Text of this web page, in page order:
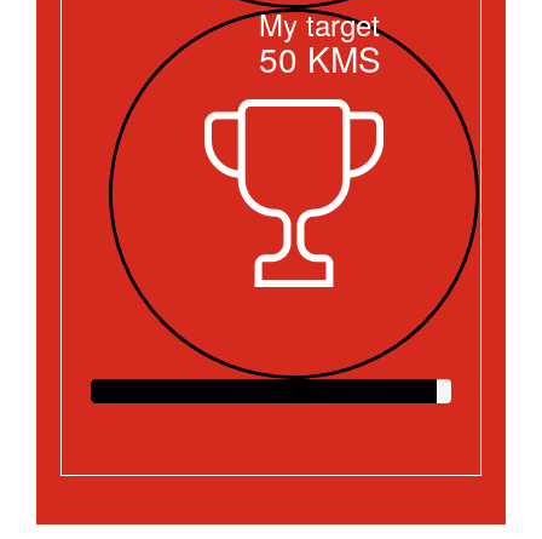
My target
50 KMS